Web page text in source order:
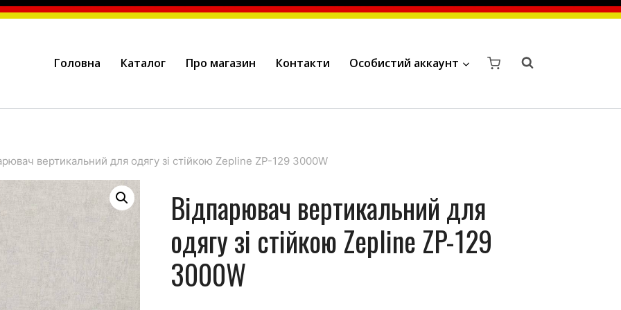
Головна Каталог Про магазин Контакти Особистий аккаунт
вертикальний для одягу зі стійкою Zepline ZP-129 3000W
Відпарювач вертикальний для
одягу зі стійкою Zepline ZP-129
3000W